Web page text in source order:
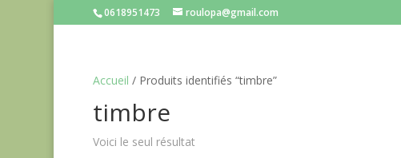
0618951473 roulopa@gmail.com
Accueil / Produits identifiés “timbre”
timbre
Voici le seul résultat